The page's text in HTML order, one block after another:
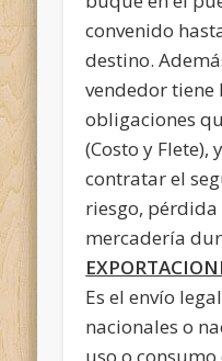
convenido
destino.
vendedor tiene
obligaciones
(Costo y Flete),
contratar el
riesgo, pérdida
mercadería
Es el envío
nacionales o
uso o